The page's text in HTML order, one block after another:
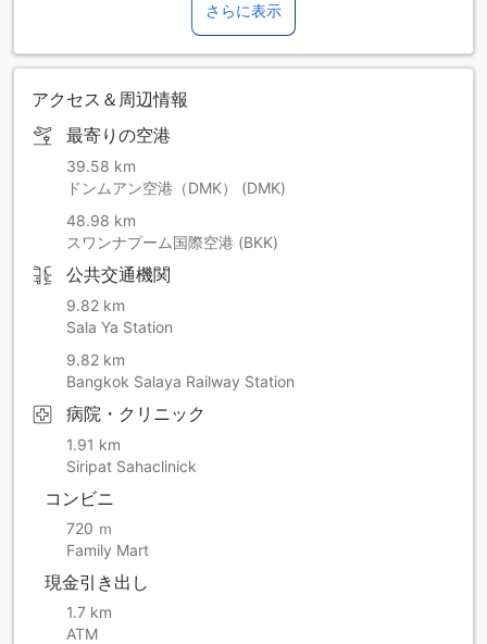
さらに表示
アクセス＆周辺情報
最寄りの空港
39.58 km
ドンムアン空港（DMK） (DMK)
48.98 km
スワンナプーム国際空港 (BKK)
公共交通機関
9.82 km
Sala Ya Station
9.82 km
Bangkok Salaya Railway Station
病院・クリニック
1.91 km
Siripat Sahaclinick
コンビニ
720 ｍ
Family Mart
現金引き出し
1.7 km
ATM